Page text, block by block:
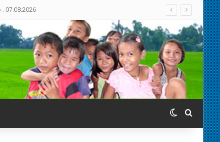
07.08.2026
Switch skin
Search